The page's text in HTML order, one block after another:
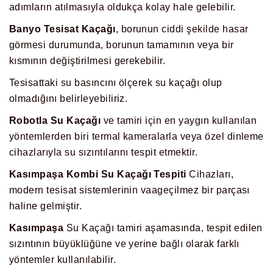
adımların atılmasıyla oldukça kolay hale gelebilir.
Banyo Tesisat Kaçağı, borunun ciddi şekilde hasar
görmesi durumunda, borunun tamamının veya bir
kısmının değiştirilmesi gerekebilir.
Tesisattaki su basıncını ölçerek su kaçağı olup
olmadığını belirleyebiliriz.
Robotla Su Kaçağı ve tamiri için en yaygın kullanılan
yöntemlerden biri termal kameralarla veya özel dinleme
cihazlarıyla su sızıntılarını tespit etmektir.
Kasımpaşa Kombi Su Kaçağı Tespiti Cihazları,
modern tesisat sistemlerinin vaageçilmez bir parçası
haline gelmiştir.
Kasımpaşa Su Kaçağı tamiri aşamasında, tespit edilen
sızıntının büyüklüğüne ve yerine bağlı olarak farklı
yöntemler kullanılabilir.